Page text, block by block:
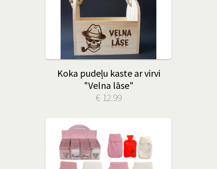
Koka pudeļu kaste ar virvi
"Velna lāse"
€ 12.99